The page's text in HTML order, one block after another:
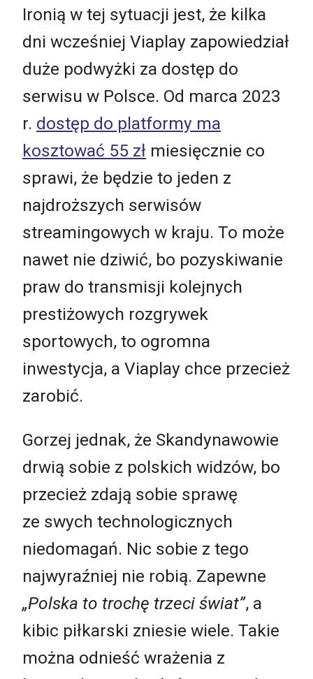
Ironią w tej sytuacji jest, że kilka
dni wcześniej Viaplay zapowiedział
duże podwyżki za dostęp do
serwisu w Polsce. Od marca 2023
r. dostęp do platformy ma
kosztować 55 zł miesięcznie co
sprawi, że będzie to jeden z
najdroższych serwisów
streamingowych w kraju. To może
nawet nie dziwić, bo pozyskiwanie
praw do transmisji kolejnych
prestiżowych rozgrywek
sportowych, to ogromna
inwestycja, a Viaplay chce przecież
zarobić.
Gorzej jednak, że Skandynawowie
drwią sobie z polskich widzów, bo
przecież zdają sobie sprawę
ze swych technologicznych
niedomagań. Nic sobie z tego
najwyraźniej nie robią. Zapewne
„Polska to trochę trzeci świat”, a
kibic piłkarski zniesie wiele. Takie
można odnieść wrażenia z